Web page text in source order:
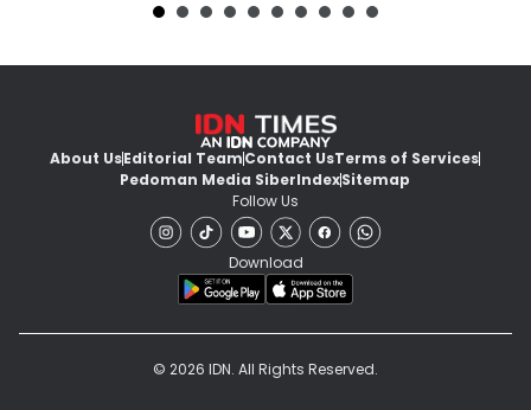
About UsEditorial TeamContact UsTerms of Services
Pedoman Media SiberIndexSitemap
Follow Us
Download
© 2026 IDN. All Rights Reserved.